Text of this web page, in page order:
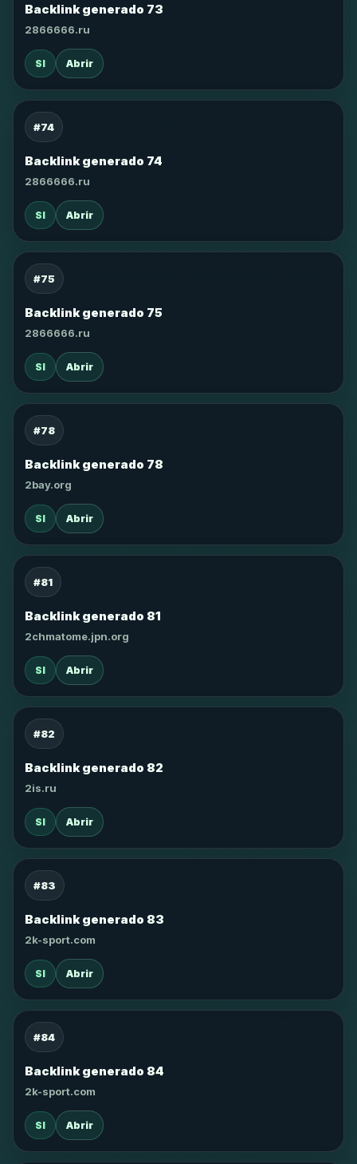
Backlink generado 73
2866666.ru
SI Abrir
#74
Backlink generado 74
2866666.ru
SI Abrir
#75
Backlink generado 75
2866666.ru
SI Abrir
#78
Backlink generado 78
2bay.org
SI Abrir
#81
Backlink generado 81
2chmatome.jpn.org
SI Abrir
#82
Backlink generado 82
2is.ru
SI Abrir
#83
Backlink generado 83
2k-sport.com
SI Abrir
#84
Backlink generado 84
2k-sport.com
SI Abrir